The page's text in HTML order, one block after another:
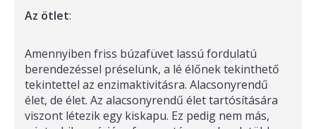
Az ötlet:
Amennyiben friss búzafüvet lassú fordulatú
berendezéssel préselünk, a lé élőnek tekinthető
tekintettel az enzimaktivitásra. Alacsonyrendű
élet, de élet. Az alacsonyrendű élet tartósítására
viszont létezik egy kiskapu. Ez pedig nem más,